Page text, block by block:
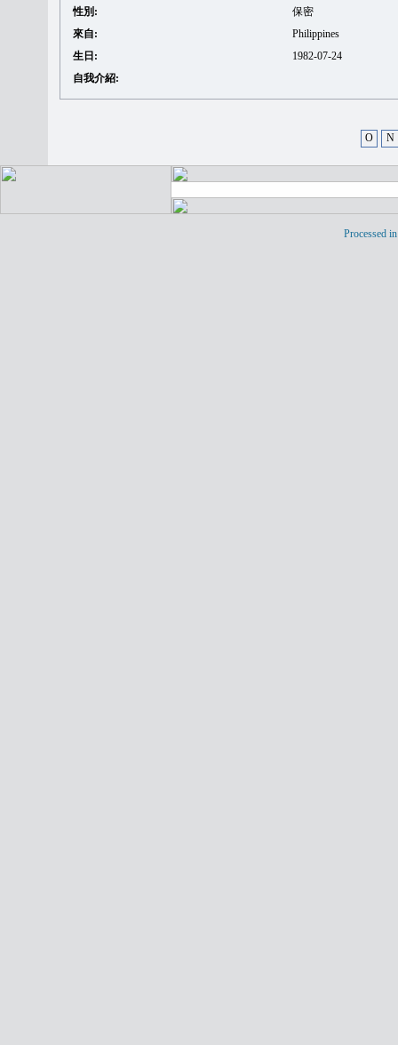
性別:
保密
來自:
Philippines
生日:
1982-07-24
自我介紹:
O N
Processed